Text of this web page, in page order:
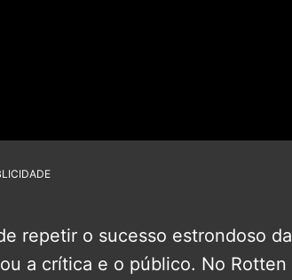
repetir o sucesso estrondoso da
a crítica e o público. No Rotten